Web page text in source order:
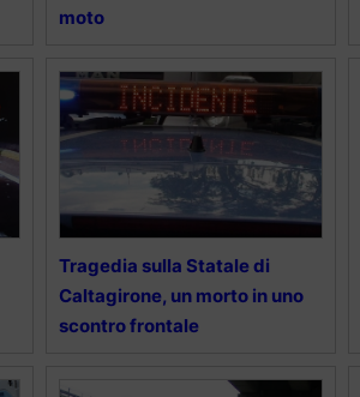
moto
Tragedia sulla Statale di
Caltagirone, un morto in uno
scontro frontale